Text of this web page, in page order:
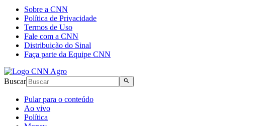
Sobre a CNN
Política de Privacidade
Termos de Uso
Fale com a CNN
Distribuição do Sinal
Faça parte da Equipe CNN
Buscar
Pular para o conteúdo
Ao vivo
Política